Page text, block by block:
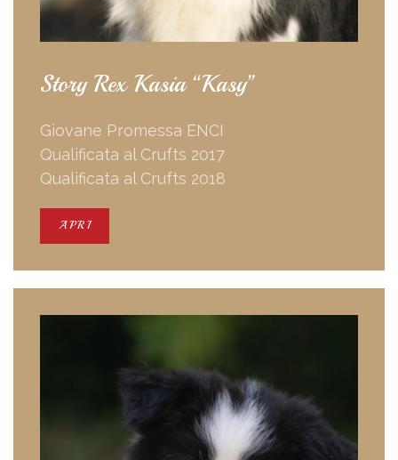
Story Rex Kasia “Kasy”
Giovane Promessa ENCI
Qualificata al Crufts 2017
Qualificata al Crufts 2018
APRI